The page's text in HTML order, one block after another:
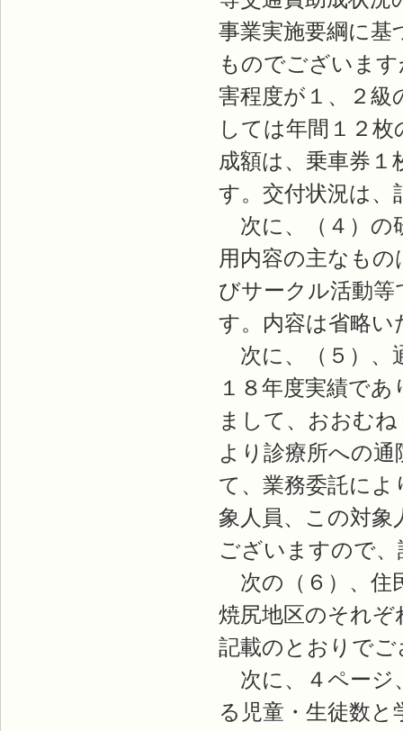
事業実施要綱に
ものでございま
害程度が１、２級
しては年間１２
成額は、乗車券
す。交付状況は
次に、（４）の
用内容の主なも
びサークル活動
す。内容は省略い
次に、（５）、
１８年度実績で
まして、おおむ
より診療所への
て、業務委託に
象人員、この対
ございますので
次の（６）、住
焼尻地区のそれぞ
記載のとおりで
次に、４ページ
る児童・生徒数